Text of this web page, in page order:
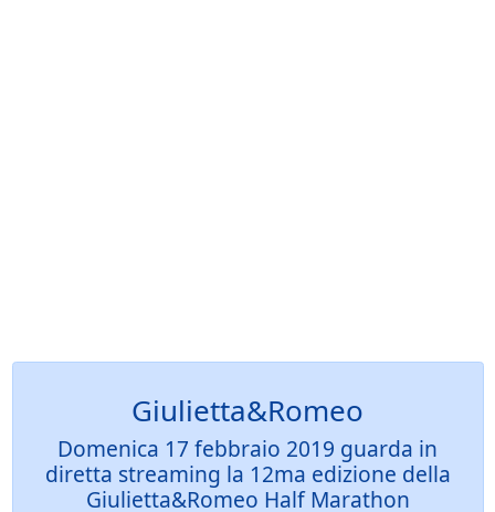
Giulietta&Romeo
Domenica 17 febbraio 2019 guarda in
diretta streaming la 12ma edizione della
Giulietta&Romeo Half Marathon